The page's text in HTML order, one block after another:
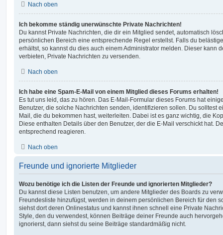
Nach oben
Ich bekomme ständig unerwünschte Private Nachrichten!
Du kannst Private Nachrichten, die dir ein Mitglied sendet, automatisch
persönlichen Bereich eine entsprechende Regel erstellst. Falls du
erhältst, so kannst du dies auch einem Administrator melden. Dieser kann
verbieten, Private Nachrichten zu versenden.
Nach oben
Ich habe eine Spam-E-Mail von einem Mitglied dieses Forums erhalten!
Es tut uns leid, das zu hören. Das E-Mail-Formular dieses Forums hat
Benutzer, die solche Nachrichten senden, identifizieren sollen. Du solltest
Mail, die du bekommen hast, weiterleiten. Dabei ist es ganz wichtig, die
Diese enthalten Details über den Benutzer, der die E-Mail verschickt hat.
entsprechend reagieren.
Nach oben
Freunde und ignorierte Mitglieder
Wozu benötige ich die Listen der Freunde und ignorierten Mitglieder?
Du kannst diese Listen benutzen, um andere Mitglieder des Boards zu
Freundesliste hinzufügst, werden in deinem persönlichen Bereich für den
siehst dort deren Onlinestatus und kannst ihnen schnell eine Private
Style, den du verwendest, können Beiträge deiner Freunde auch
ignorierst, dann siehst du seine Beiträge standardmäßig nicht.